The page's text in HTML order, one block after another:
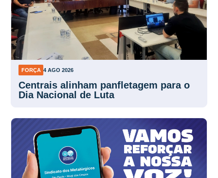
FORÇA 4 AGO 2026
Centrais alinham panfletagem para o
Dia Nacional de Luta